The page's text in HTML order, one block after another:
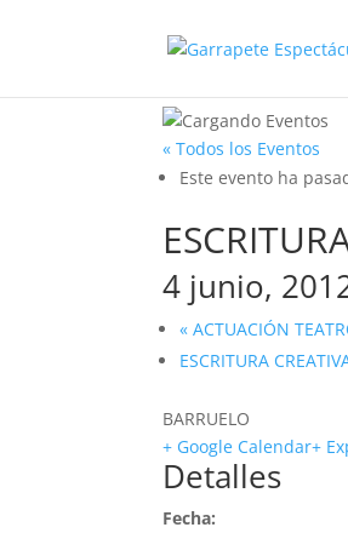
« Todos los Eventos
Este evento ha
4 junio,
« ACTUACIÓN
ESCRITURA
BARRUELO
+ Google Calendar+
Detalles
Fecha: